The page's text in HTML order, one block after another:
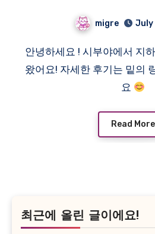
migre July
안녕하세요 ! 시부야에서 지하아이돌 공연을 보고
왔어요! 자세한 후기는 밑의
요
Read More
최근에 올린 글이에요!